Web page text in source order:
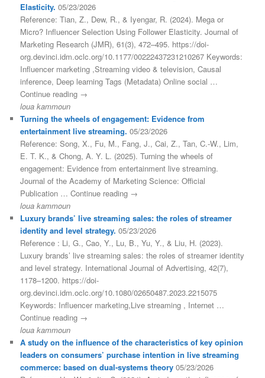
Elasticity. 05/23/2026
Reference: Tian, Z., Dew, R., & Iyengar, R. (2024). Mega or
Micro? Influencer Selection Using Follower Elasticity. Journal of
Marketing Research (JMR), 61(3), 472–495. https://doi-
org.devinci.idm.oclc.org/10.1177/00222437231210267 Keywords:
Influencer marketing ,Streaming video & television, Causal
inference, Deep learning Tags (Metadata) Online social …
Continue reading →
loua kammoun
Turning the wheels of engagement: Evidence from
entertainment live streaming. 05/23/2026
Reference: Song, X., Fu, M., Fang, J., Cai, Z., Tan, C.-W., Lim,
E. T. K., & Chong, A. Y. L. (2025). Turning the wheels of
engagement: Evidence from entertainment live streaming.
Journal of the Academy of Marketing Science: Official
Publication … Continue reading →
loua kammoun
Luxury brands’ live streaming sales: the roles of streamer
identity and level strategy. 05/23/2026
Reference : Li, G., Cao, Y., Lu, B., Yu, Y., & Liu, H. (2023).
Luxury brands’ live streaming sales: the roles of streamer identity
and level strategy. International Journal of Advertising, 42(7),
1178–1200. https://doi-
org.devinci.idm.oclc.org/10.1080/02650487.2023.2215075
Keywords: Influencer marketing,Live streaming , Internet …
Continue reading →
loua kammoun
A study on the influence of the characteristics of key opinion
leaders on consumers’ purchase intention in live streaming
commerce: based on dual-systems theory 05/23/2026